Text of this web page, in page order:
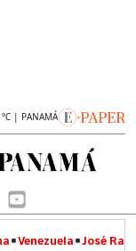
| PANAMÁ
Venezuela José